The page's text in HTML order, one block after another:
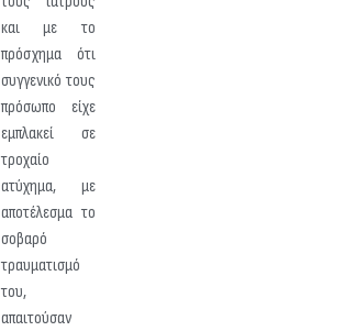
και με το
πρόσχημα ότι
συγγενικό τους
πρόσωπο είχε
εμπλακεί σε
τροχαίο
ατύχημα, με
αποτέλεσμα το
σοβαρό
τραυματισμό
του,
απαιτούσαν